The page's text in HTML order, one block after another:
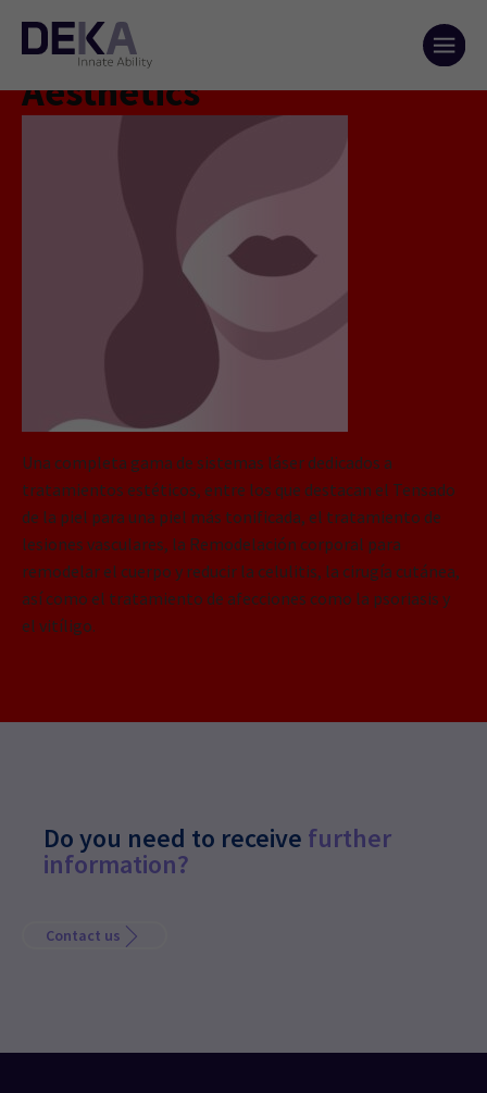
Categories:
Aesthetics
Una completa gama de sistemas láser dedicados a
tratamientos estéticos, entre los que destacan el Tensado
de la piel para una piel más tonificada, el tratamiento de
lesiones vasculares, la Remodelación corporal para
remodelar el cuerpo y reducir la celulitis, la cirugía cutánea,
así como el tratamiento de afecciones como la psoriasis y
el vitíligo.
Do you need to receive further
information?
Contact us